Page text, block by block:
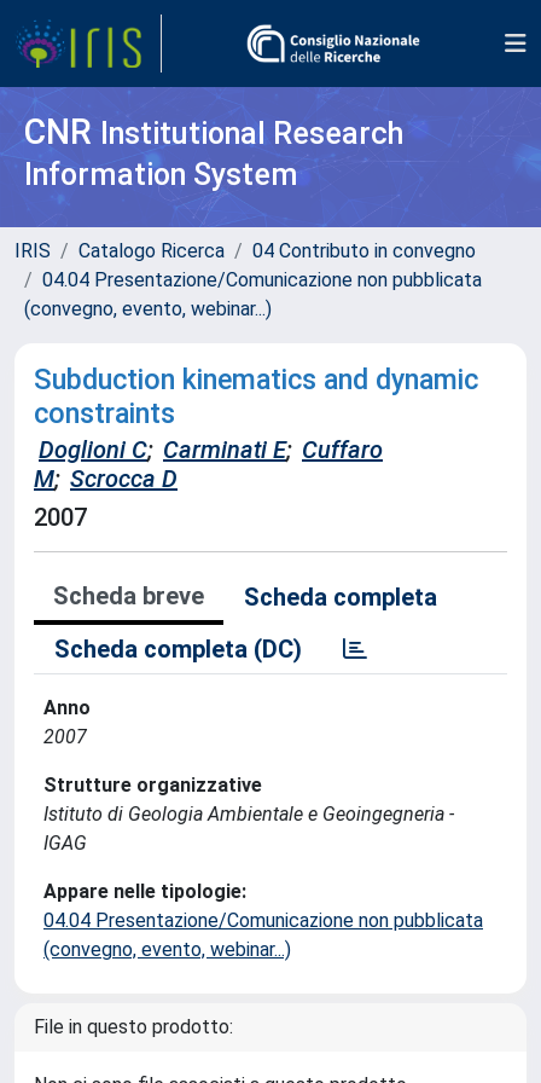
CNR Institutional Research
Information System
IRIS Catalogo Ricerca
04 Contributo in convegno
04.04 Presentazione/Comunicazione non pubblicata
(convegno, evento, webinar...)
Subduction kinematics and dynamic
constraints
Doglioni C; Carminati E; Cuffaro
M; Scrocca D
2007
Scheda breve
Scheda completa
Scheda completa (DC)
Anno
2007
Strutture organizzative
Istituto di Geologia Ambientale e Geoingegneria -
IGAG
Appare nelle tipologie:
04.04 Presentazione/Comunicazione non pubblicata
(convegno, evento, webinar...)
File in questo prodotto: